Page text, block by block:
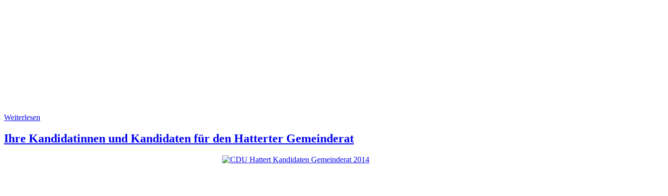
Weiterlesen
Ihre Kandidatinnen und Kandidaten für den Hatterter Gemeinderat